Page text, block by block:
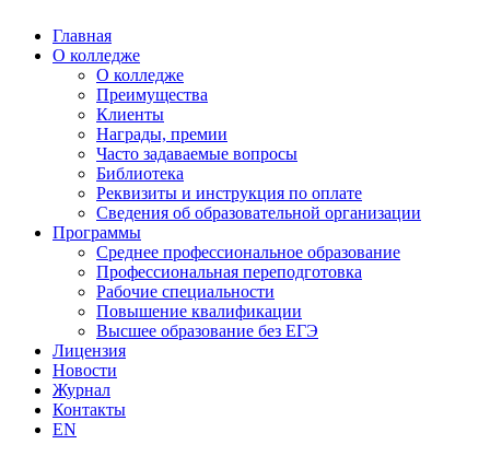
Главная
О колледже
О колледже
Преимущества
Клиенты
Награды, премии
Часто задаваемые вопросы
Библиотека
Реквизиты и инструкция по оплате
Сведения об образовательной организации
Программы
Среднее профессиональное образование
Профессиональная переподготовка
Рабочие специальности
Повышение квалификации
Высшее образование без ЕГЭ
Лицензия
Новости
Журнал
Контакты
EN